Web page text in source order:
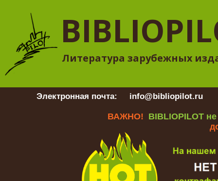
Литература зарубежных
Электронная почта: info@bibliopilot.ru
ВАЖНО! BIBLIOPILOT